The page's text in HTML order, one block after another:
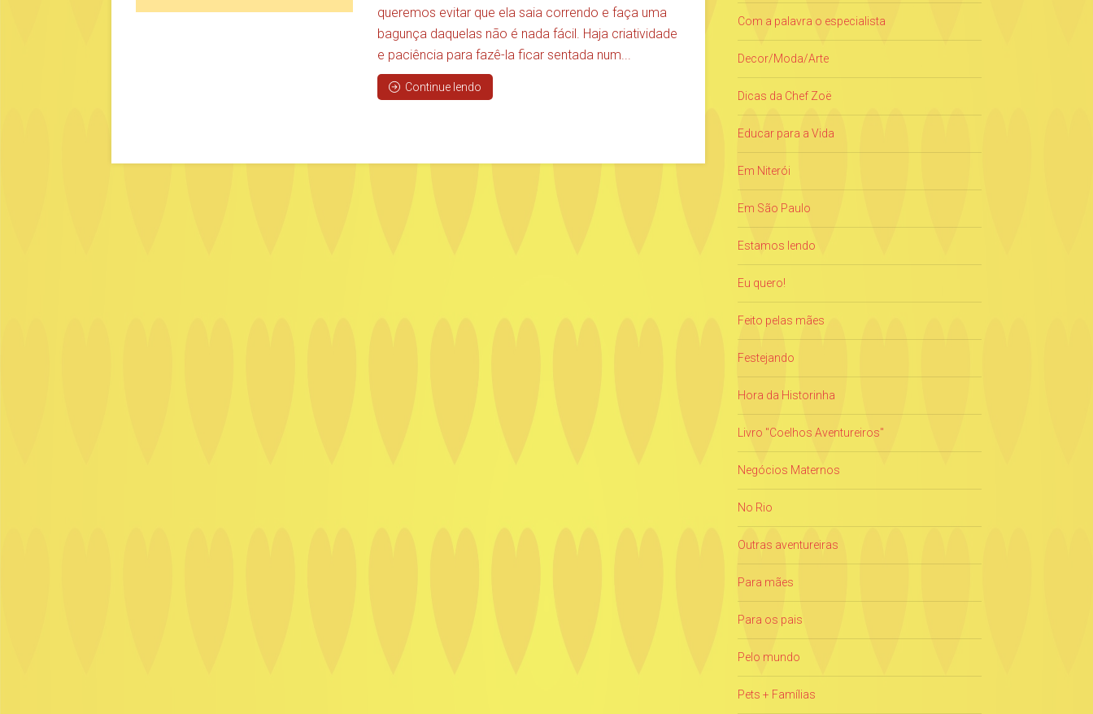
queremos evitar que ela saia correndo e faça uma
bagunça daquelas não é nada fácil. Haja criatividade
e paciência para fazê-la ficar sentada num...
Continue lendo
Com a palavra o especialista
Decor/Moda/Arte
Dicas da Chef Zoë
Educar para a Vida
Em Niterói
Em São Paulo
Estamos lendo
Eu quero!
Feito pelas mães
Festejando
Hora da Historinha
Livro "Coelhos Aventureiros"
Negócios Maternos
No Rio
Outras aventureiras
Para mães
Para os pais
Pelo mundo
Pets + Famílias